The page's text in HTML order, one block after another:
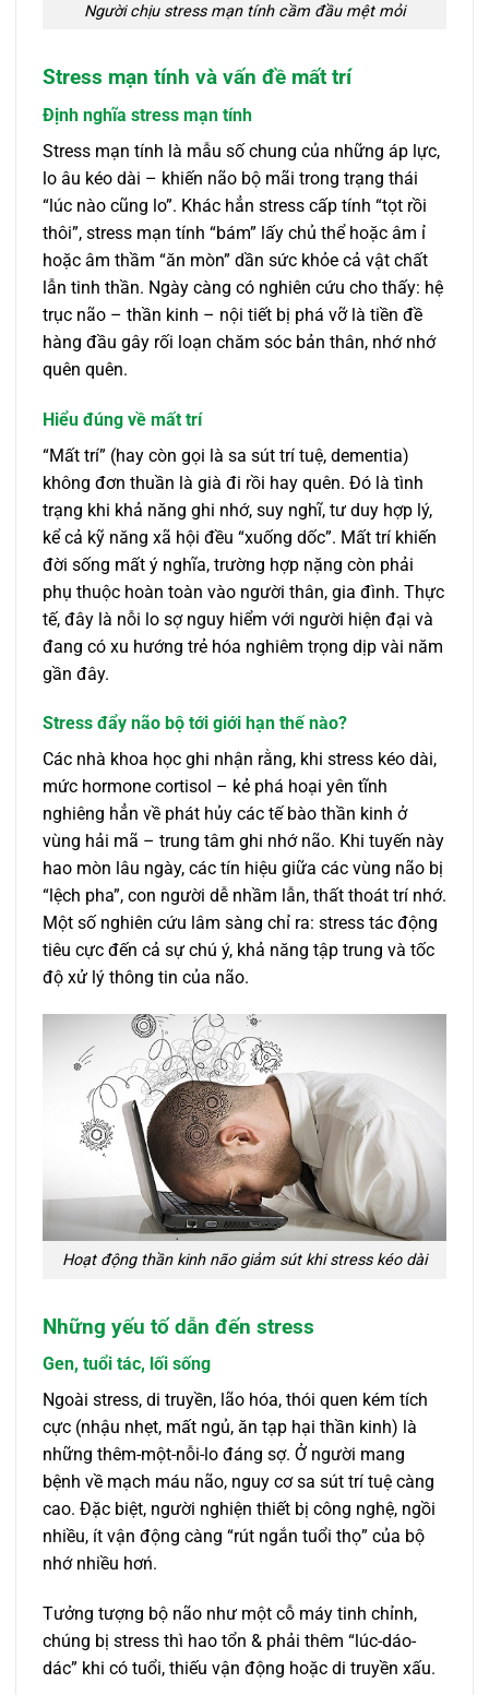
Người chịu stress mạn tính cầm đầu mệt mỏi
Stress mạn tính và vấn đề mất trí
Định nghĩa stress mạn tính
Stress mạn tính là mẫu số chung của những áp lực,
lo âu kéo dài – khiến não bộ mãi trong trạng thái
“lúc nào cũng lo”. Khác hẳn stress cấp tính “tọt rồi
thôi”, stress mạn tính “bám” lấy chủ thể hoặc âm ỉ
hoặc âm thầm “ăn mòn” dần sức khỏe cả vật chất
lẫn tinh thần. Ngày càng có nghiên cứu cho thấy: hệ
trục não – thần kinh – nội tiết bị phá vỡ là tiền đề
hàng đầu gây rối loạn chăm sóc bản thân, nhớ nhớ
quên quên.
Hiểu đúng về mất trí
“Mất trí” (hay còn gọi là sa sút trí tuệ, dementia)
không đơn thuần là già đi rồi hay quên. Đó là tình
trạng khi khả năng ghi nhớ, suy nghĩ, tư duy hợp lý,
kể cả kỹ năng xã hội đều “xuống dốc”. Mất trí khiến
đời sống mất ý nghĩa, trường hợp nặng còn phải
phụ thuộc hoàn toàn vào người thân, gia đình. Thực
tế, đây là nỗi lo sợ nguy hiểm với người hiện đại và
đang có xu hướng trẻ hóa nghiêm trọng dịp vài năm
gần đây.
Stress đẩy não bộ tới giới hạn thế nào?
Các nhà khoa học ghi nhận rằng, khi stress kéo dài,
mức hormone cortisol – kẻ phá hoại yên tĩnh
nghiêng hẳn về phát hủy các tế bào thần kinh ở
vùng hải mã – trung tâm ghi nhớ não. Khi tuyến này
hao mòn lâu ngày, các tín hiệu giữa các vùng não bị
“lệch pha”, con người dễ nhầm lẫn, thất thoát trí nhớ.
Một số nghiên cứu lâm sàng chỉ ra: stress tác động
tiêu cực đến cả sự chú ý, khả năng tập trung và tốc
độ xử lý thông tin của não.
Hoạt động thần kinh não giảm sút khi stress kéo dài
Những yếu tố dẫn đến stress
Gen, tuổi tác, lối sống
Ngoài stress, di truyền, lão hóa, thói quen kém tích
cực (nhậu nhẹt, mất ngủ, ăn tạp hại thần kinh) là
những thêm-một-nỗi-lo đáng sợ. Ở người mang
bệnh về mạch máu não, nguy cơ sa sút trí tuệ càng
cao. Đặc biệt, người nghiện thiết bị công nghệ, ngồi
nhiều, ít vận động càng “rút ngắn tuổi thọ” của bộ
nhớ nhiều hơń.
Tưởng tượng bộ não như một cỗ máy tinh chỉnh,
chúng bị stress thì hao tổn & phải thêm “lúc-dáo-
dác” khi có tuổi, thiếu vận động hoặc di truyền xấu.